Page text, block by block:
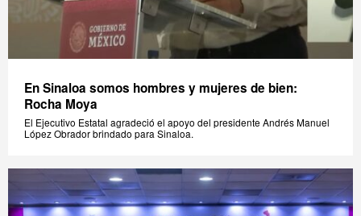
En Sinaloa somos hombres y mujeres de bien:
Rocha Moya
El Ejecutivo Estatal agradeció el apoyo del presidente Andrés Manuel
López Obrador brindado para Sinaloa.